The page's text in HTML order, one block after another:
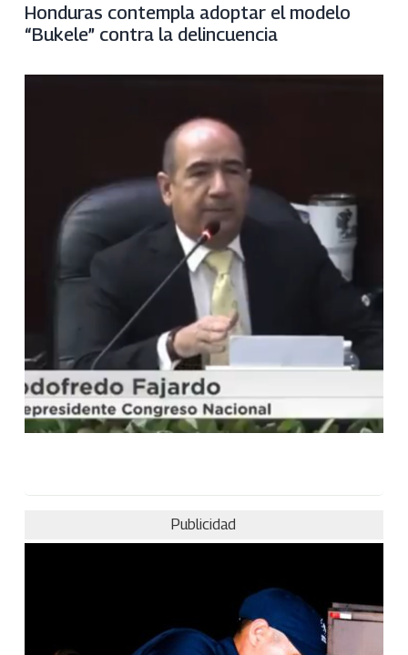
Honduras contempla adoptar el modelo
“Bukele” contra la delincuencia
Publicidad